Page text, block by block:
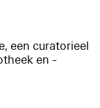
een curatorieel
en -